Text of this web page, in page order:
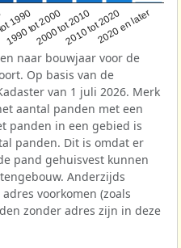
1990
1990 tot 20002000 tot 20102010 tot 20202020 en later
naar bouwjaar voor de
Op basis van de
van 1 juli 2026. Merk
aantal panden met een
panden in een gebied is
panden. Dit is omdat er
pand gehuisvest kunnen
Anderzijds
voorkomen (zoals
zonder adres zijn in deze